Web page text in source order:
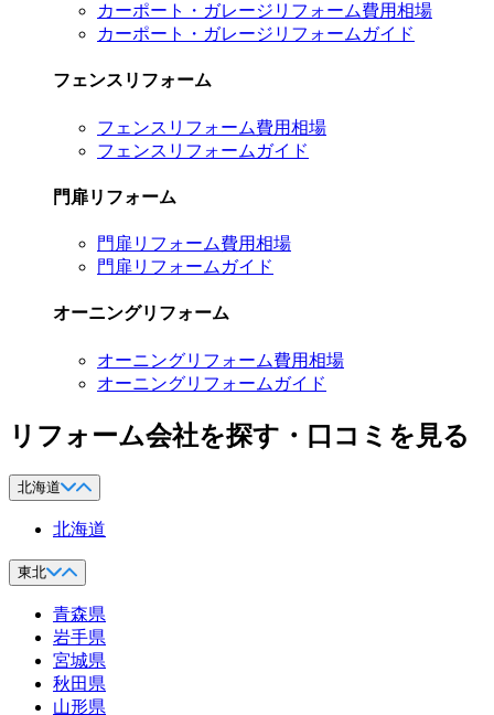
カーポート・ガレージリフォーム費用相場
カーポート・ガレージリフォームガイド
フェンスリフォーム
フェンスリフォーム費用相場
フェンスリフォームガイド
門扉リフォーム
門扉リフォーム費用相場
門扉リフォームガイド
オーニングリフォーム
オーニングリフォーム費用相場
オーニングリフォームガイド
リフォーム会社を探す・口コミを見る
北海道
北海道
東北
青森県
岩手県
宮城県
秋田県
山形県